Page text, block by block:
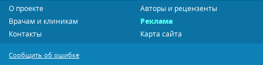
О проекте
Авторы и рецензенты
Врачам и клиникам
Реклама
Контакты
Карта сайта
Сообщить об ошибке